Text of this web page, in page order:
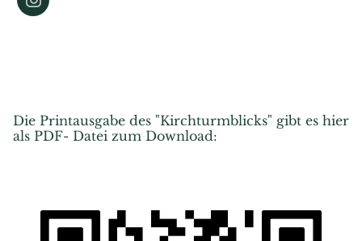
Die Printausgabe des "Kirchturmblicks" gibt es hier
als PDF- Datei zum Download: